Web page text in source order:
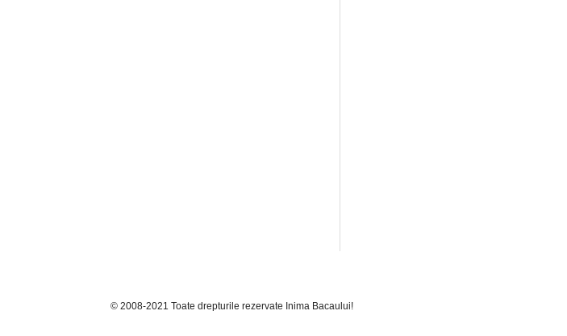
© 2008-2021 Toate drepturile rezervate Inima Bacaului!